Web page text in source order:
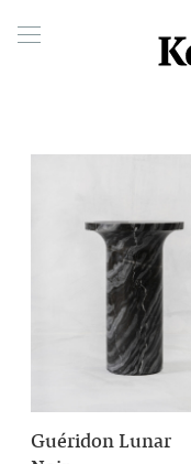
Guéridon Lunar